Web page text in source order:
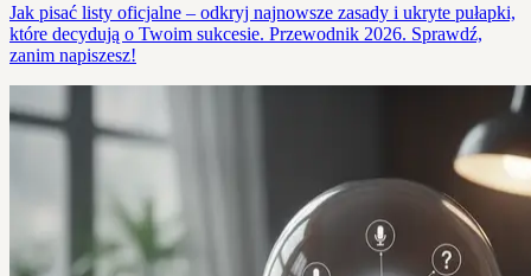
Jak pisać listy oficjalne – odkryj najnowsze zasady i ukryte pułapki,
które decydują o Twoim sukcesie. Przewodnik 2026. Sprawdź,
zanim napiszesz!